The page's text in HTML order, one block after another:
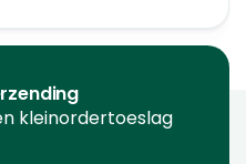
kleinordertoeslag